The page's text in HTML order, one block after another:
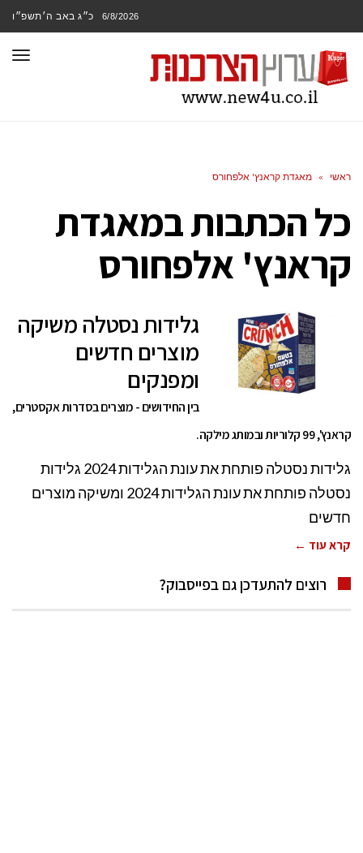
6/8/2026 כ״ג באב ה׳תשפ״ו
ראשי » מאגדת קראנץ' אלפחורס
כל הכתבות במאגדת
קראנץ' אלפחורס
גלידות נסטלה משיקה
מוצרים חדשים
ומפנקים
בין החידושים - מוצרים בסדרות אקסטרים,
קראנץ', 99 קלוריות ובמותג מילקה.
גלידות נסטלה פותחת את עונת הגלידות 2024 גלידות
נסטלה פותחת את עונת הגלידות 2024 ומשיקה מוצרים
חדשים
קרא עוד ←
רוצים להתעדכן גם בפייסבוק?